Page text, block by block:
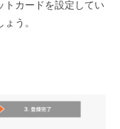
トカードを設定してい
う。